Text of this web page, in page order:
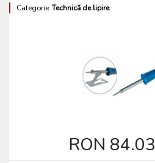
Categorie:Technică de lipire
RON 84.03